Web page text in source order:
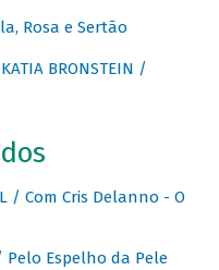
Rosa e Sertão
BRONSTEIN /
/ Com Cris Delanno - O
Pelo Espelho da Pele